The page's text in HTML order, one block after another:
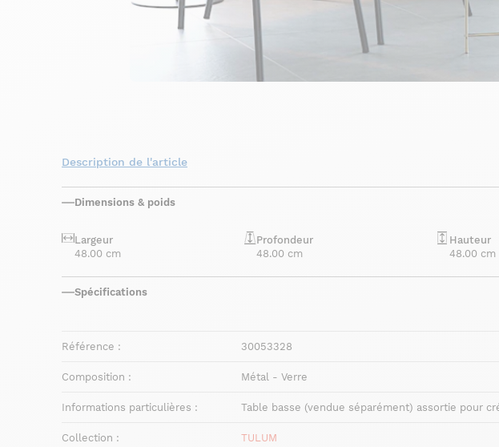
Description de l'article
Dimensions & poids
Largeur
48.00 cm
Profondeur
48.00 cm
Hauteur
48.00 cm
Spécifications
Référence : 30053328
Composition : Métal - Verre
Informations particulières : Table basse (vendue séparément) assortie pour
Collection : TULUM